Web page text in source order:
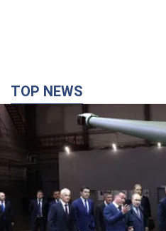
TOP NEWS